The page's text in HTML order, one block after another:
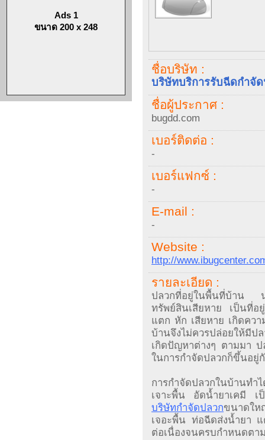
Ads 1
ขนาด 200 x 248
ชื่อบริษัท :
บริษัทบริการรับฉีดกำจั
ชื่อผู้ประกาศ :
bugdd.com
เบอร์ติดต่อ :
-
เบอร์แฟกซ์ :
-
E-mail :
-
Website :
http://
รายละเอียด :
ปลวกที่อยู่ในพื้นที่บ้าน น
ทรัพย์สินเสียหาย เป็นที่อ
แตก หัก เสียหาย เกิดคว
บ้านจึงไม่ควรปล่อยให้มีปล
เกิดปัญหาต่างๆ ตามมา ป
ในการกำจัดปลวกก็ขึ้นอยู่
การกำจัดปลวกในบ้านท
เจาะพื้น อัดน้ำยาเคมี
บริษัทกำจัดปลวกขนาดให
เจอะพื้น ท่อฉีดส่งน้ำยา แ
ต่อเนื่องจนครบกำหนดตา